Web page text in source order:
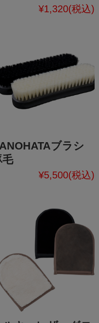
¥1,320(税込)
ブラシ
毛
¥5,500(税込)